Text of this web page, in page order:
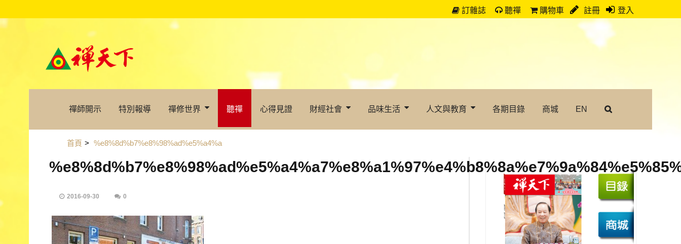
訂雜誌 聽禪 購物車 註冊 登入
禪師開示 特別報導 禪修世界 聽禪 心得見證 財經社會 品味生活 人文與教育 各期目錄 商城 EN
首頁 > %e8%8d%b7%e8%98%ad%e5%a4%a
2016-09-30 0